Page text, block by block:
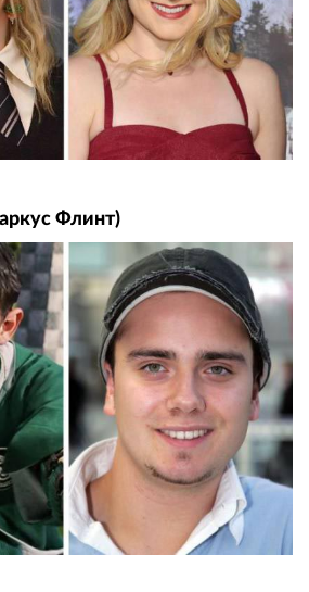
Флинт)